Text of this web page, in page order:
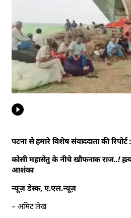
पटना से हमारे विशेष संवाददाता की रिपोर्ट :
कोसी महासेतु के नीचे खौफनाक राज..!
आशंका
न्यूज़ डेस्क, ए.एल.न्यूज़
– अमिट लेख